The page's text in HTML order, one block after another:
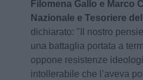
Filomena Gallo e Marco
Nazionale e Tesoriere
dichiarato: "Il nostro
una battaglia portata a
oppone resistenze
intollerabile che l’aveva